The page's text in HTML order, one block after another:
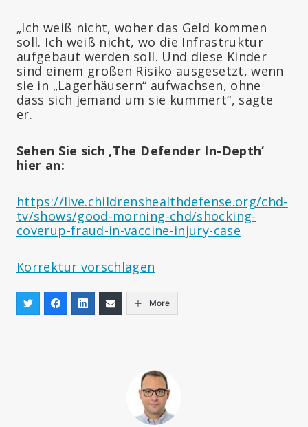
„Ich weiß nicht, woher das Geld kommen
soll. Ich weiß nicht, wo die Infrastruktur
aufgebaut werden soll. Und diese Kinder
sind einem großen Risiko ausgesetzt, wenn
sie in „Lagerhäusern“ aufwachsen, ohne
dass sich jemand um sie kümmert“, sagte
er.
Sehen Sie sich ‚The Defender In-Depth‘
hier an:
https://live.childrenshealthdefense.org/chd-
tv/shows/good-morning-chd/shocking-
coverup-fraud-in-vaccine-injury-case
Korrektur vorschlagen
More